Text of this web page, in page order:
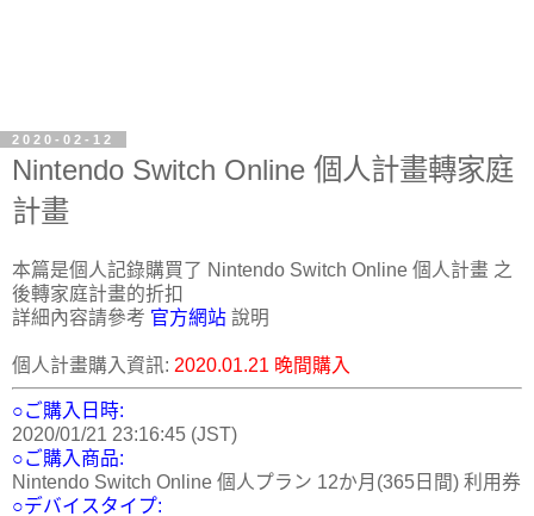
2020-02-12
Nintendo Switch Online 個人計畫轉家庭
計畫
本篇是個人記錄購買了 Nintendo Switch Online 個人計畫 之
後轉家庭計畫的折扣
詳細內容請參考 官方網站 說明
個人計畫購入資訊: 2020.01.21 晚間購入
○ご購入日時:
2020/01/21 23:16:45 (JST)
○ご購入商品:
Nintendo Switch Online 個人プラン 12か月(365日間) 利用券
○デバイスタイプ: